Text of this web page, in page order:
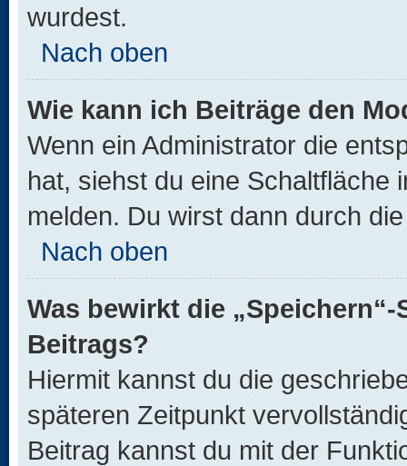
wurdest.
Nach oben
Wie kann ich Beiträge den
Wenn ein Administrator die
hat, siehst du eine Schaltfläche
melden. Du wirst dann durch
Nach oben
Was bewirkt die
Beitrags?
Hiermit kannst du die
späteren Zeitpunkt
Beitrag kannst du mit der